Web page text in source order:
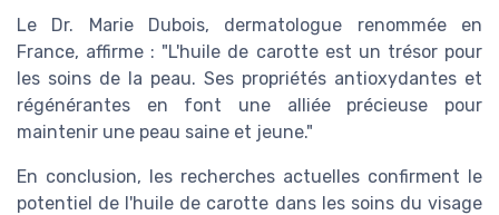
Le Dr. Marie Dubois, dermatologue renommée en
France, affirme : "L'huile de carotte est un trésor pour
les soins de la peau. Ses propriétés antioxydantes et
régénérantes en font une alliée précieuse pour
maintenir une peau saine et jeune."
En conclusion, les recherches actuelles confirment le
potentiel de l'huile de carotte dans les soins du visage